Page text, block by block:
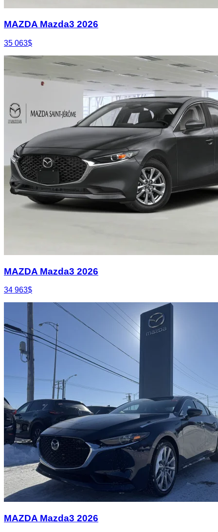
MAZDA Mazda3 2026
35 063$
MAZDA Mazda3 2026
34 963$
MAZDA Mazda3 2026